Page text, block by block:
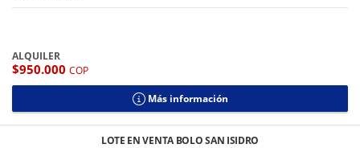
ALQUILER
$950.000 COP
Más información
LOTE EN VENTA BOLO SAN ISIDRO